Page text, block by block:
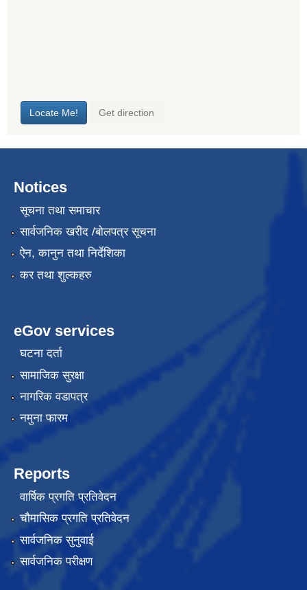
Notices
सूचना तथा समाचार
सार्वजनिक खरीद /बोलपत्र सूचना
ऐन, कानुन तथा निर्देशिका
कर तथा शुल्कहरु
eGov services
घटना दर्ता
सामाजिक सुरक्षा
नागरिक वडापत्र
नमुना फारम
Reports
वार्षिक प्रगति प्रतिवेदन
चौमासिक प्रगति प्रतिवेदन
सार्वजनिक सुनुवाई
सार्वजनिक परीक्षण